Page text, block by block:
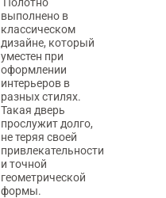
выполнено в
классическом
дизайне, который
уместен при
оформлении
интерьеров в
разных стилях.
Такая дверь
прослужит долго,
не теряя своей
привлекательности
и точной
геометрической
формы.